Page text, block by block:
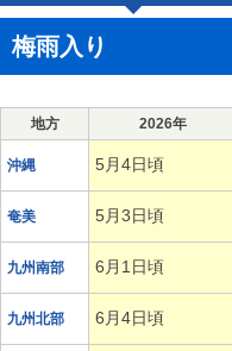
梅雨入り
地方
2026年
沖縄 5月4日頃
奄美 5月3日頃
九州南部 6月1日頃
九州北部 6月4日頃